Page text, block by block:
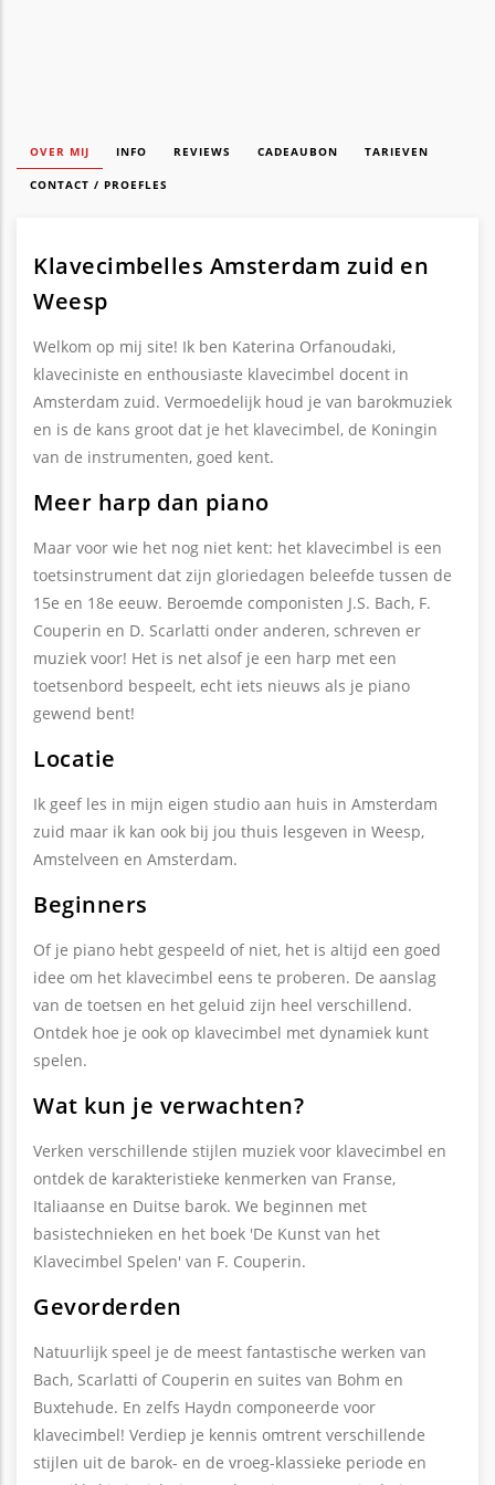
OVER MIJ INFO REVIEWS CADEAUBON TARIEVEN
CONTACT / PROEFLES
Klavecimbelles Amsterdam zuid en
Weesp
Welkom op mij site! Ik ben Katerina Orfanoudaki,
klaveciniste en enthousiaste klavecimbel docent in
Amsterdam zuid. Vermoedelijk houd je van barokmuziek
en is de kans groot dat je het klavecimbel, de Koningin
van de instrumenten, goed kent.
Meer harp dan piano
Maar voor wie het nog niet kent: het klavecimbel is een
toetsinstrument dat zijn gloriedagen beleefde tussen de
15e en 18e eeuw. Beroemde componisten J.S. Bach, F.
Couperin en D. Scarlatti onder anderen, schreven er
muziek voor! Het is net alsof je een harp met een
toetsenbord bespeelt, echt iets nieuws als je piano
gewend bent!
Locatie
Ik geef les in mijn eigen studio aan huis in Amsterdam
zuid maar ik kan ook bij jou thuis lesgeven in Weesp,
Amstelveen en Amsterdam.
Beginners
Of je piano hebt gespeeld of niet, het is altijd een goed
idee om het klavecimbel eens te proberen. De aanslag
van de toetsen en het geluid zijn heel verschillend.
Ontdek hoe je ook op klavecimbel met dynamiek kunt
spelen.
Wat kun je verwachten?
Verken verschillende stijlen muziek voor klavecimbel en
ontdek de karakteristieke kenmerken van Franse,
Italiaanse en Duitse barok. We beginnen met
basistechnieken en het boek 'De Kunst van het
Klavecimbel Spelen' van F. Couperin.
Gevorderden
Natuurlijk speel je de meest fantastische werken van
Bach, Scarlatti of Couperin en suites van Bohm en
Buxtehude. En zelfs Haydn componeerde voor
klavecimbel! Verdiep je kennis omtrent verschillende
stijlen uit de barok- en de vroeg-klassieke periode en